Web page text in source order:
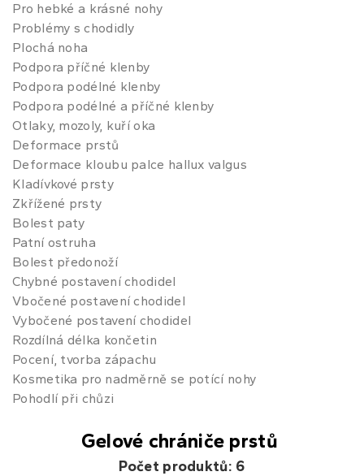
Pro hebké a krásné nohy
Problémy s chodidly
Plochá noha
Podpora příčné klenby
Podpora podélné klenby
Podpora podélné a příčné klenby
Otlaky, mozoly, kuří oka
Deformace prstů
Deformace kloubu palce hallux valgus
Kladívkové prsty
Zkřížené prsty
Bolest paty
Patní ostruha
Bolest předonoží
Chybné postavení chodidel
Vbočené postavení chodidel
Vybočené postavení chodidel
Rozdílná délka končetin
Pocení, tvorba zápachu
Kosmetika pro nadměrně se potící nohy
Pohodlí při chůzi
Gelové chrániče prstů
Počet produktů: 6